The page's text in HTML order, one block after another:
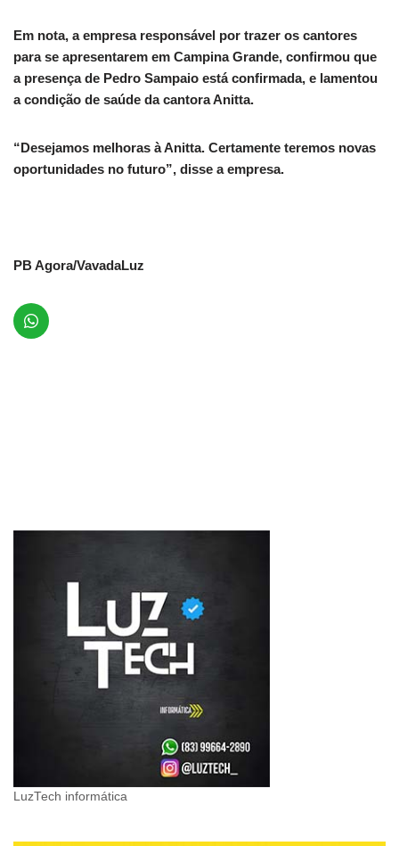
Em nota, a empresa responsável por trazer os cantores
para se apresentarem em Campina Grande, confirmou que
a presença de Pedro Sampaio está confirmada, e lamentou
a condição de saúde da cantora Anitta.
“Desejamos melhoras à Anitta. Certamente teremos novas
oportunidades no futuro”, disse a empresa.
PB Agora/VavadaLuz
LuzTech informática